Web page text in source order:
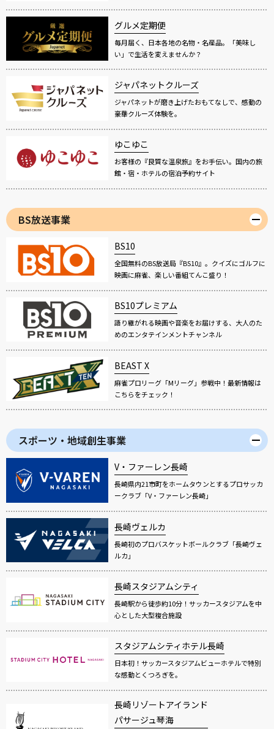
グルメ定期便
毎月届く、日本各地の名物・名産品。「美味し
い」で生活を変えませんか？
ジャパネットクルーズ
ジャパネットが磨き上げたおもてなしで、感動の
豪華クルーズ体験を。
ゆこゆこ
お客様の『良質な温泉旅』をお手伝い。国内の旅
館・宿・ホテルの宿泊予約サイト
BS放送事業
BS10
全国無料のBS放送局『BS10』。クイズにゴルフに
映画に麻雀、楽しい番組てんこ盛り！
BS10プレミアム
語り継がれる映画や音楽をお届けする、大人のた
めのエンタテインメントチャンネル
BEAST X
麻雀プロリーグ「Mリーグ」参戦中！最新情報は
こちらをチェック！
スポーツ・地域創生事業
V・ファーレン長崎
長崎県内21市町をホームタウンとするプロサッカ
ークラブ「V・ファーレン長崎」
長崎ヴェルカ
長崎初のプロバスケットボールクラブ「長崎ヴェ
ルカ」
長崎スタジアムシティ
長崎駅から徒歩約10分！サッカースタジアムを中
心とした大型複合施設
スタジアムシティホテル長崎
日本初！サッカースタジアムビューホテルで特別
な感動とくつろぎを。
長崎リゾートアイランド
パサージュ琴海